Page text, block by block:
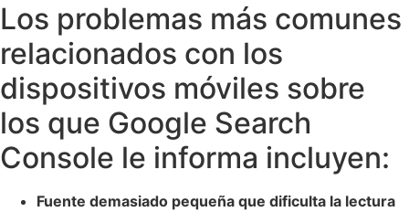
Los problemas más comunes
relacionados con los
dispositivos móviles sobre
los que Google Search
Console le informa incluyen:
Fuente demasiado pequeña que dificulta la lectura